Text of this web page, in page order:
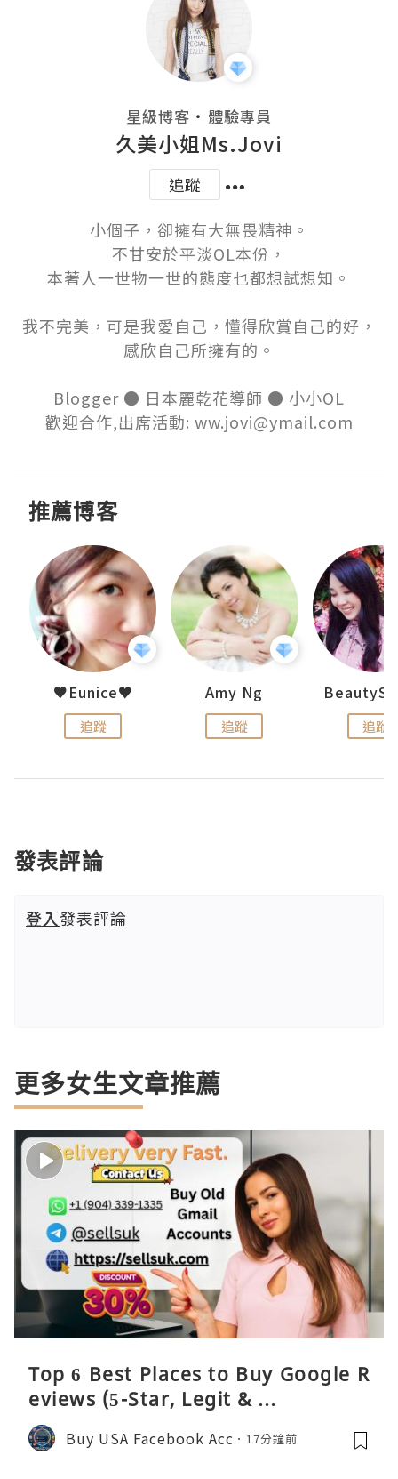
星級博客 ・ 體驗專員
久美小姐Ms.Jovi
追蹤
小個子，卻擁有大無畏精神。
不甘安於平淡OL本份，
本著人一世物一世的態度乜都想試想知。
我不完美，可是我愛自己，懂得欣賞自己的好，
感欣自己所擁有的。
Blogger ● 日本麗乾花導師 ● 小小OL
歡迎合作,出席活動: ww.jovi@ymail.com
推薦博客
♥Eunice♥
追蹤
Amy Ng
追蹤 追蹤
發表評論
登入發表評論
更多女生文章推薦
Top 6 Best Places to Buy Google R
eviews (5-Star, Legit & …
Buy USA Facebook Acc 17分鐘前